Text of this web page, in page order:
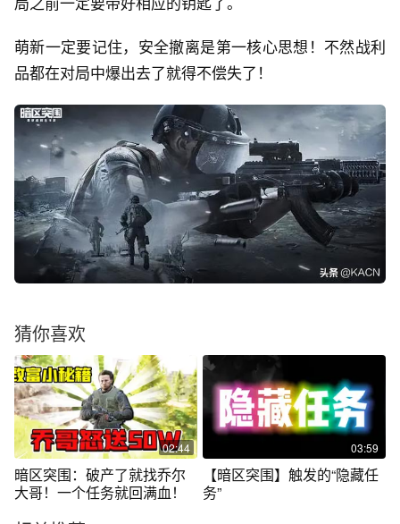
局之前一定要带好相应的钥匙了。
萌新一定要记住，安全撤离是第一核心思想！不然战利
品都在对局中爆出去了就得不偿失了！
猜你喜欢
02:44
暗区突围：破产了就找乔尔
大哥！一个任务就回满血！
03:59
【暗区突围】触发的“隐藏任
务”